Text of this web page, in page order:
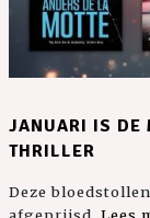
JANUARI IS DE
THRILLER
Deze
afgeprijsd. Lees